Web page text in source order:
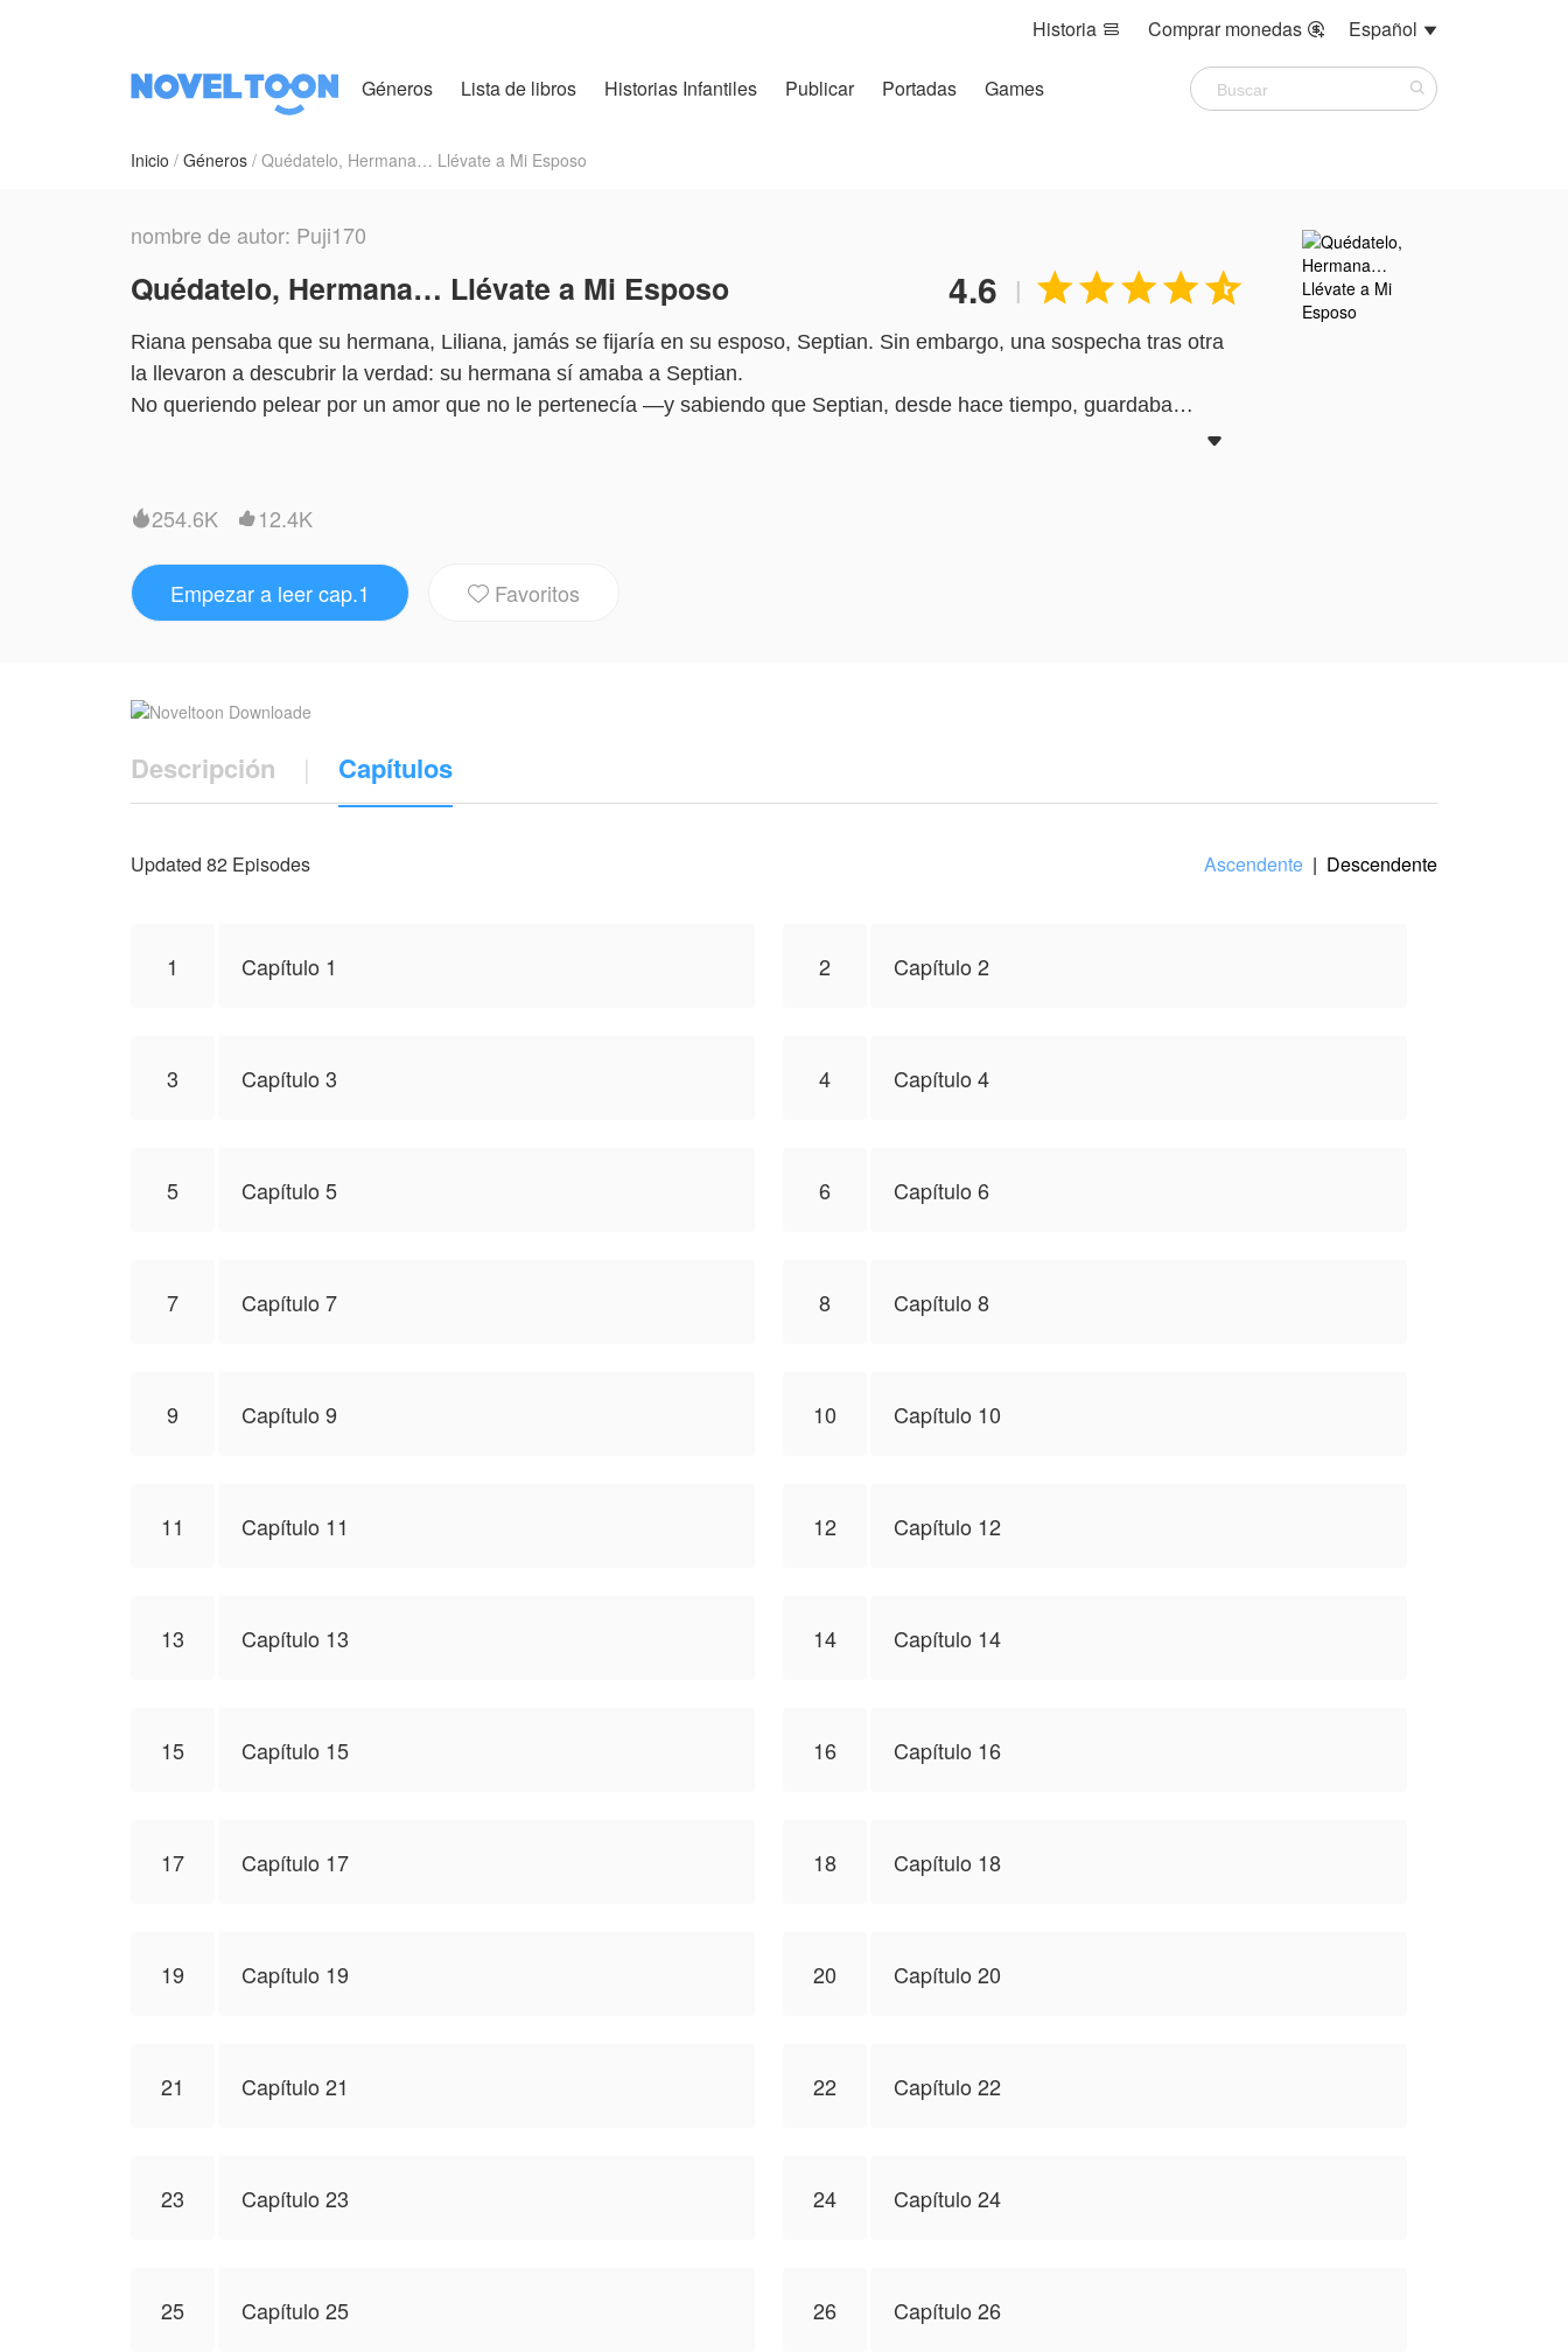
Historia  Comprar monedas  Español 
Géneros Lista de libros Historias Infantiles Publicar Portadas Games
Inicio Géneros Quédatelo, Hermana… Llévate a Mi Esposo
nombre de autor: Puji170
Quédatelo, Hermana… Llévate a Mi Esposo 4.6 | 
Riana pensaba que su hermana, Liliana, jamás se fijaría en su esposo, Septian. Sin embargo, una sospecha tras otra
la llevaron a descubrir la verdad: su hermana sí amaba a Septian.
No queriendo pelear por un amor que no le pertenecía —y sabiendo que Septian, desde hace tiempo, guardaba
sentimientos por Liliana hasta el punto de casarse con ella— Riana decidió soltar los cinco años de matrimonio y partir
ser feliz.” —Riana
¿Qué ocurrirá después?
¿Encontrará Riana el amor verdadero sobre las heridas del matrimonio que desea enterrar?

254.6K  12.4K
Empezar a leer cap.1  Favoritos
Descripción | Capítulos
Updated 82 Episodes Ascendente | Descendente
1 Capítulo 1 2 Capítulo 2
3 Capítulo 3 4 Capítulo 4
5 Capítulo 5 6 Capítulo 6
7 Capítulo 7 8 Capítulo 8
9 Capítulo 9 10 Capítulo 10
11 Capítulo 11 12 Capítulo 12
13 Capítulo 13 14 Capítulo 14
15 Capítulo 15 16 Capítulo 16
17 Capítulo 17 18 Capítulo 18
19 Capítulo 19 20 Capítulo 20
21 Capítulo 21 22 Capítulo 22
23 Capítulo 23 24 Capítulo 24
25 Capítulo 25 26 Capítulo 26